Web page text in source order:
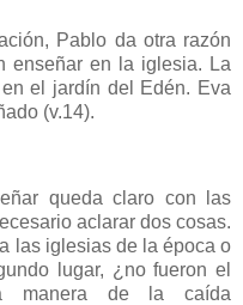
Pablo da otra razón
enseñar en la iglesia. La
el jardín del Edén. Eva
(v.14).
queda claro con las
aclarar dos cosas.
las iglesias de la época o
lugar, ¿no fueron el
manera de la caída